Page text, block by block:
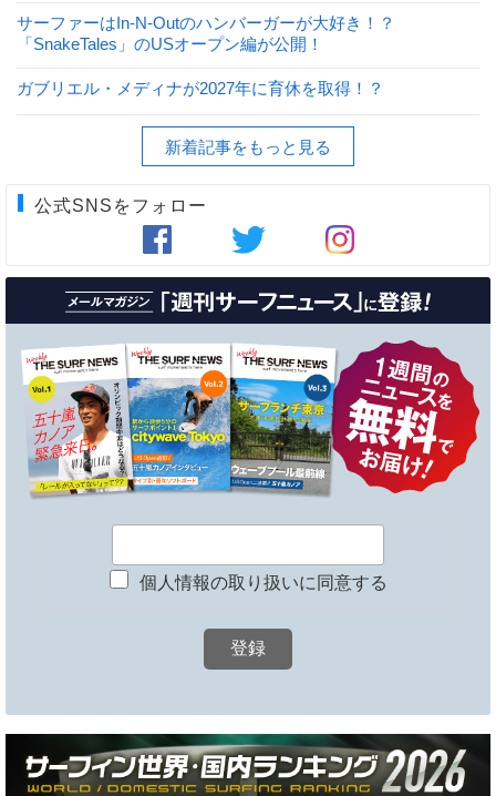
サーファーはIn-N-Outのハンバーガーが大好き！？
「SnakeTales」のUSオープン編が公開！
ガブリエル・メディナが2027年に育休を取得！？
新着記事をもっと見る
公式SNSをフォロー
個人情報の取り扱いに同意する